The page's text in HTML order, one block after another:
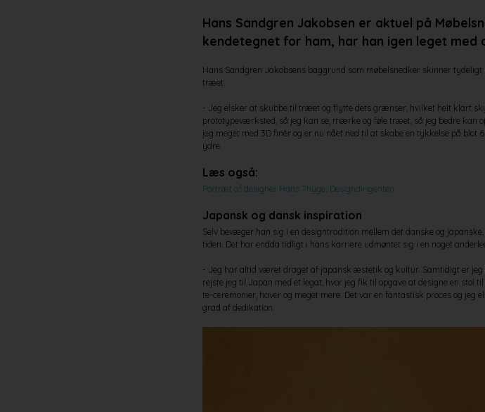
Hans Sandgren Jakobsen er aktuel på
kendetegnet for ham, har han igen leget
Hans Sandgren Jakobsens baggrund som møbelsnedker skinner
træet.
- Jeg elsker at skubbe til træet og flytte dets grænser, hvilket helt klart
prototypeværksted, så jeg kan se, mærke og føle træet, så jeg bedre kan
jeg meget med 3D finér og er nu nået ned til at skabe en tykkelse på
ydre.
Læs også:
Portræt af designer Hans Thyge: Designdirigenten
Japansk og dansk inspiration
Selv bevæger han sig i en designtradition mellem det danske og
tiden. Det har endda tidligt i hans karriere udmøntet sig i en noget
- Jeg har altid været draget af japansk æstetik og kultur. Samtidigt er
rejste jeg til Japan med et legat, hvor jeg fik til opgave at designe en stol
te-ceremonier, haver og meget mere. Det var en fantastisk proces og
grad af dedikation.